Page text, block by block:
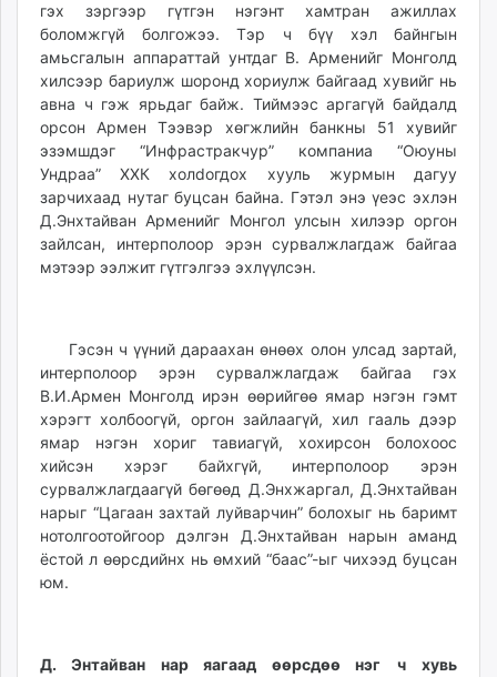
гэх зэргээр гүтгэн нэгэнт хамтран ажиллах
боломжгүй болгожээ. Тэр ч бүү хэл байнгын
амьсгалын аппараттай унтдаг В. Арменийг Монголд
хилсээр бариулж шоронд хориулж байгаад хувийг нь
авна ч гэж ярьдаг байж. Тиймээс аргагүй байдалд
орсон Армен Тээвэр хөгжлийн банкны 51 хувийг
эзэмшдэг “Инфрастракчур” компаниа “Оюуны
Ундраа” ХХК холdогдох хууль журмын дагуу
зарчихаад нутаг буцсан байна. Гэтэл энэ үеэс эхлэн
Д.Энхтайван Арменийг Монгол улсын хилээр оргон
зайлсан, интерполоор эрэн сурвалжлагдаж байгаа
мэтээр ээлжит гүтгэлгээ эхлүүлсэн.
Гэсэн ч үүний дараахан өнөөх олон улсад зартай,
интерполоор эрэн сурвалжлагдаж байгаа гэх
В.И.Армен Монголд ирэн өөрийгөө ямар нэгэн гэмт
хэрэгт холбоогүй, оргон зайлаагүй, хил гааль дээр
ямар нэгэн хориг тавиагүй, хохирсон болохоос
хийсэн хэрэг байхгүй, интерполоор эрэн
сурвалжлагдаагүй бөгөөд Д.Энхжаргал, Д.Энхтайван
нарыг “Цагаан захтай луйварчин” болохыг нь баримт
нотолгоотойгоор дэлгэн Д.Энхтайван нарын аманд
ёстой л өөрсдийнх нь өмхий “баас”-ыг чихээд буцсан
юм.
Д. Энтайван нар яагаад өөрсдөө нэг
ч хувь